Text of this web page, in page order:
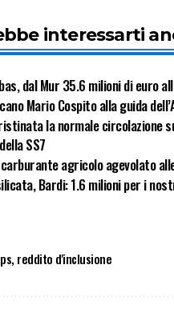
interessarti
dal Mur 35.6 milioni di euro
Mario Cospito alla guida
la normale circolazione
SS7
agricolo agevolato
Bardi: 1.6 milioni per i
, reddito d'inclusione